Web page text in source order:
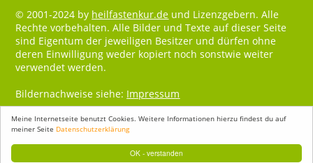
OK - verstanden
Meine Internetseite benutzt Cookies. Weitere Informationen hierzu findest du auf
meiner Seite Datenschutzerklärung
© 2001-2024 by heilfastenkur.de und Lizenzgebern. Alle
Rechte vorbehalten. Alle Bilder und Texte auf dieser Seite
sind Eigentum der jeweiligen Besitzer und dürfen ohne
deren Einwilligung weder kopiert noch sonstwie weiter
verwendet werden.
Bildernachweise siehe: Impressum